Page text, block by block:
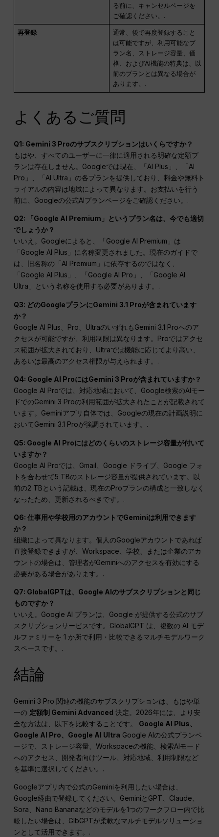
る前に、キャンセルページを
ご確認ください。.
再登録
通常、後で再度登録すること
は可能ですが、利用可能なプ
ラン名、ストレージ容量、価
格、およびAI機能の特典は、以
前のプランとは異なる場合が
あります。.
よくあるご質問
Q1: Gemini 3 Proのサブスクリプションはいくらですか？
もはや、すべてのユーザーに一律に適用される明確な定額プ
ランは存在しません。Googleでは現在、「AI Plus」、「AI
Pro」、「AI Ultra」の各プランを提供しており、料金や無料ト
ライアルの内容は地域によって異なります。お支払いを行う
前に、Googleの公式AIプランページをご確認ください。.
Q2: 「Google AI Premium」というプラン名は、今でも適切
でしょうか？
いいえ。Googleによると、「Google AI Premium」は
「Google AI Plus」に名称変更されました。現在のガイドで
は、旧名称の「AI Premium」に依存するのではなく、
「Google AI Plus」、「Google AI Pro」、「Google AI
Ultra」という名称を使用する必要があります。.
Q3: どのGoogleプランにGemini 3.1 Proが含まれています
か？
Google AI Plus、Pro、UltraのいずれもGemini 3.1 Proへのア
クセスが可能ですが、利用制限は異なります。Proではアクセ
ス範囲が拡大されており、Ultraでは機能に応じてより高い、
あるいは最高のアクセス権限が与えられます。.
Q4: Google AI ProにはGemini 3 Proが含まれていますか？
Google AI Proでは、対応地域において、Google検索のAIモー
ドでのGemini 3 Proの利用範囲が拡大されたことが記載されて
います。Geminiアプリ自体では、Googleの現在の計画説明に
おいてGemini 3.1 Proが強調されています。.
Q5: Google AI Proにはどのくらいのストレージ容量が付いて
いますか？
Google AI Proでは、Gmail、Google ドライブ、Google フォ
トを合わせて5 TBのストレージ容量が提供されています。以
前の2 TBという記載は、現在のProプランの構成と一致しなく
なったため、更新されるべきです。.
Q6: 仕事用や学校用のアカウントでGeminiは利用できます
か？
組織によって異なります。個人のGoogleアカウントであれば
直接登録できますが、Workspace、学校、または企業のアカ
ウントの場合は、管理者がGeminiへのアクセスを有効にする
必要がある場合があります。.
Q7: GlobalGPTは、Google AIのサブスクリプションと同じ
ものですか？
いいえ。Google AI プランは、Google が提供する公式のサブ
スクリプションサービスです。GlobalGPT は、複数の AI モデ
ルファミリーを 1 か所で利用・比較できるマルチモデルワーク
スペースです。.
結論
Gemini 3 Pro 関連の機能のサブスクリプションは、もはや単
一の 定額制 Gemini Advanced 決定。2026年には、より安
全な方法は、以下を比較することです。 Google AI Plus、
Google AI Pro、Google AI Ultra Google AIの公式プランペ
ージで、ストレージ容量、Workspaceの機能、検索AIモード
へのアクセス、開発者向けツール、対応地域、利用制限など
を基準に選択してください。.
Googleアプリ内で公式のGeminiを利用したい場合は、
Google経由で登録してください。GeminiとGPT、Claude、
Sora、Nano Bananaなどのモデルを1つのワークフロー内で比
較したい場合は、GlbGPTが柔軟なマルチモデルソリューショ
ンとして活用できます。.